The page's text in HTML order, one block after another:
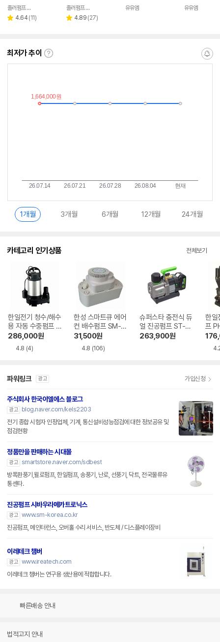
졸러펌프 졸라펌프
별 4.64 리
(11)
페이
졸러펌프 졸라펌프
별 4.89 리
(27)
유유엠 유유엠
최저가 추이
최
이
란?
알
1개월 3개월 6개월 12개월 24개월
카테고리 인기상품 전체보기
한일전기 청수/해수
용 자동 수중펌프 IP
-835N-F
286,000원
4.8 (4)
한성 스마트큐 에어
컨 배수펌프 SM-6
M
31,500원
4.8 (106)
슈퍼스타 충전식 듀
얼 진공펌프 ST-2B
MC
263,900원
한일
프
파워링크 광고 가입신청
주식회사 한국이엘에스 블로그
광고
blog.naver.com/kels2203
전기 종합 시험자 인정업체, 기계, 통신설비성능점검에 대한 정보공유 및
점검현황
정품만을 판매하는 시대몰
광고 smartstore.naver.com/sdbest
방폭환풍기,윌로펌프, 한일펌프, 송풍기, 난로, 선풍기, 닥트, 전국물류유
통센타.
진공펌프 시바우라메카트로닉스
광고 www.sm-korea.co.kr
진공펌프, 메인터런스, 오버홀 수리 서비스, 반도체 / 디스플레이장비
이레테크 챔버
광고 www.ireatech.com
이레테크 챔버는 연구용 생산용에 적합합니다.
빠른배송 안내
법적고지 안내